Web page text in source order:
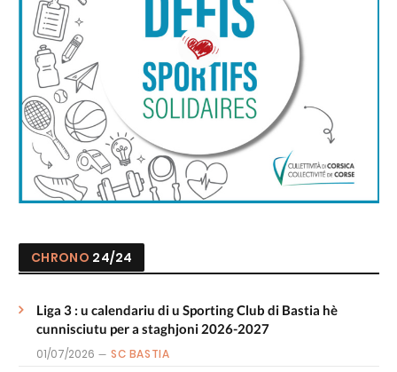
CHRONO 24/24
Liga 3 : u calendariu di u Sporting Club di Bastia hè
cunnisciutu per a staghjoni 2026-2027
01/07/2026 SC BASTIA